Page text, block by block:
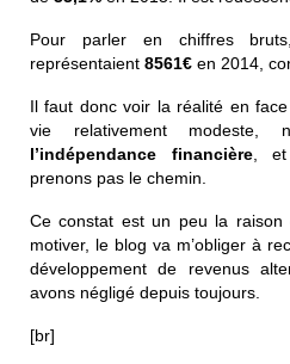
Pour parler en chiffres
représentaient 8561€ en 2014,
Il faut donc voir la réalité en
vie relativement modeste,
l’indépendance financière, et
prenons pas le chemin.
Ce constat est un peu la raison
motiver, le blog va m’obliger à
développement de revenus
avons négligé depuis toujours.
[br]